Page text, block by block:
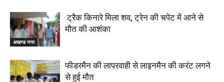
अखण्ड नगर
ट्रैक किनारे मिला शव, ट्रेन की चपेट में आने से
मौत की आशंका
फीडरमैन की लापरवाही से लाइनमैन की करंट लगने
से हुई मौत